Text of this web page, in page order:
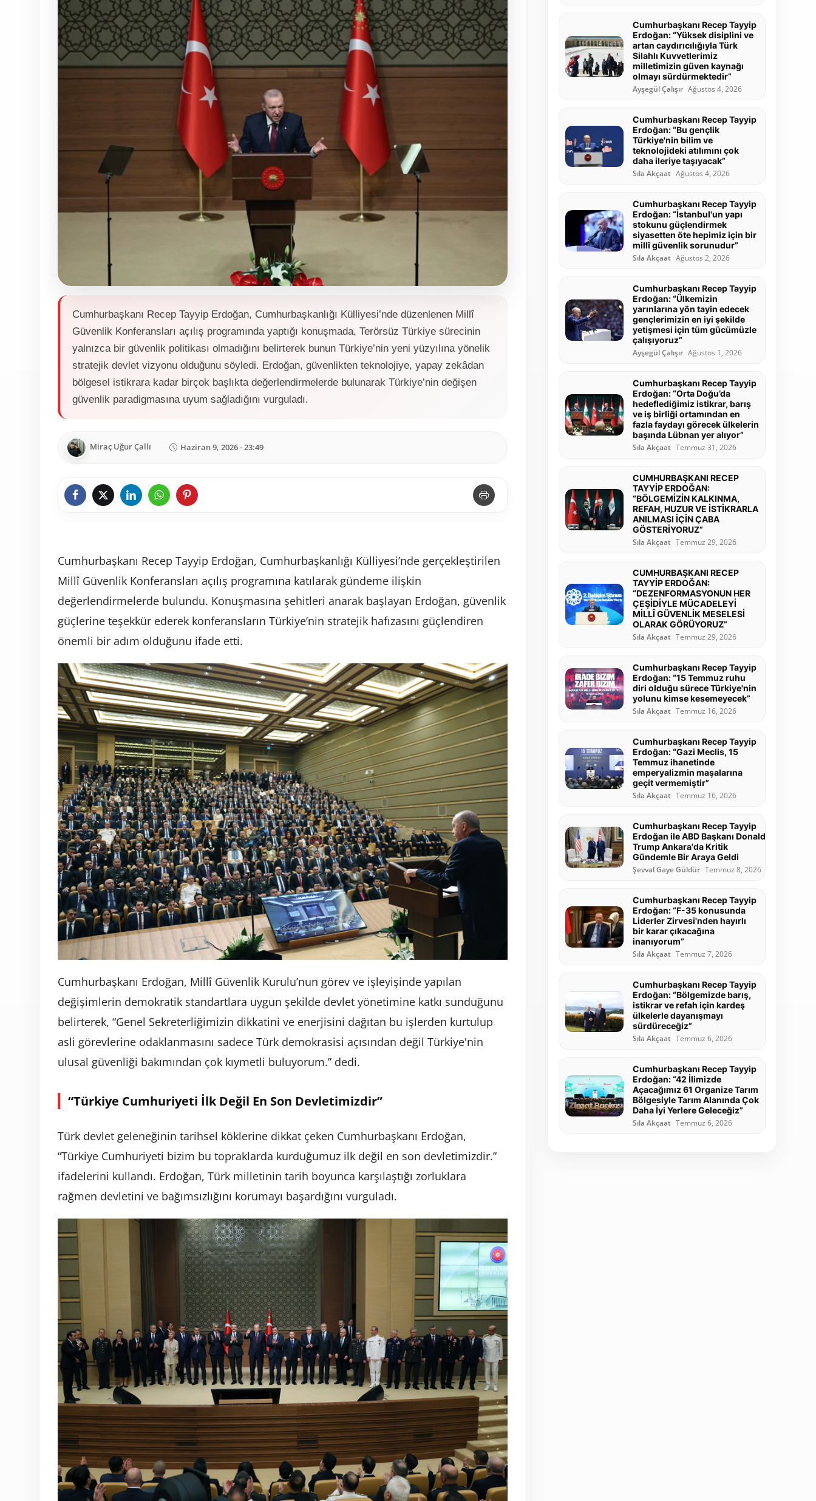
Cumhurbaşkanı Recep Tayyip Erdoğan, Cumhurbaşkanlığı Külliyesi’nde düzenlenen Millî
Güvenlik Konferansları açılış programında yaptığı konuşmada, Terörsüz Türkiye sürecinin
yalnızca bir güvenlik politikası olmadığını belirterek bunun Türkiye’nin yeni yüzyılına yönelik
stratejik devlet vizyonu olduğunu söyledi. Erdoğan, güvenlikten teknolojiye, yapay zekâdan
bölgesel istikrara kadar birçok başlıkta değerlendirmelerde bulunarak Türkiye’nin değişen
güvenlik paradigmasına uyum sağladığını vurguladı.
Miraç Uğur Çallı Haziran 9, 2026 - 23:49
Cumhurbaşkanı Recep Tayyip Erdoğan, Cumhurbaşkanlığı Külliyesi’nde gerçekleştirilen
Millî Güvenlik Konferansları açılış programına katılarak gündeme ilişkin
değerlendirmelerde bulundu. Konuşmasına şehitleri anarak başlayan Erdoğan, güvenlik
güçlerine teşekkür ederek konferansların Türkiye’nin stratejik hafızasını güçlendiren
önemli bir adım olduğunu ifade etti.
Cumhurbaşkanı Erdoğan, Millî Güvenlik Kurulu’nun görev ve işleyişinde yapılan
değişimlerin demokratik standartlara uygun şekilde devlet yönetimine katkı sunduğunu
belirterek, “Genel Sekreterliğimizin dikkatini ve enerjisini dağıtan bu işlerden kurtulup
asli görevlerine odaklanmasını sadece Türk demokrasisi açısından değil Türkiye'nin
ulusal güvenliği bakımından çok kıymetli buluyorum.” dedi.
“Türkiye Cumhuriyeti İlk Değil En Son Devletimizdir”
Türk devlet geleneğinin tarihsel köklerine dikkat çeken Cumhurbaşkanı Erdoğan,
“Türkiye Cumhuriyeti bizim bu topraklarda kurduğumuz ilk değil en son devletimizdir.”
ifadelerini kullandı. Erdoğan, Türk milletinin tarih boyunca karşılaştığı zorluklara
rağmen devletini ve bağımsızlığını korumayı başardığını vurguladı.
Cumhurbaşkanı Recep Tayyip
Erdoğan: “Yüksek disiplini ve
artan caydırıcılığıyla Türk
Silahlı Kuvvetlerimiz
milletimizin güven kaynağı
olmayı sürdürmektedir”
Ayşegül Çalışır Ağustos 4, 2026
Cumhurbaşkanı Recep Tayyip
Erdoğan: “Bu gençlik
Türkiye'nin bilim ve
teknolojideki atılımını çok
daha ileriye taşıyacak”
Sıla Akçaat Ağustos 4, 2026
Cumhurbaşkanı Recep Tayyip
Erdoğan: “İstanbul'un yapı
stokunu güçlendirmek
siyasetten öte hepimiz için bir
millî güvenlik sorunudur”
Sıla Akçaat Ağustos 2, 2026
Cumhurbaşkanı Recep Tayyip
Erdoğan: “Ülkemizin
yarınlarına yön tayin edecek
gençlerimizin en iyi şekilde
yetişmesi için tüm gücümüzle
çalışıyoruz”
Ayşegül Çalışır Ağustos 1, 2026
Cumhurbaşkanı Recep Tayyip
Erdoğan: “Orta Doğu’da
hedeflediğimiz istikrar, barış
ve iş birliği ortamından en
fazla faydayı görecek ülkelerin
başında Lübnan yer alıyor”
Sıla Akçaat Temmuz 31, 2026
CUMHURBAŞKANI RECEP
TAYYİP ERDOĞAN:
“BÖLGEMİZİN KALKINMA,
REFAH, HUZUR VE İSTİKRARLA
ANILMASI İÇİN ÇABA
GÖSTERİYORUZ”
Sıla Akçaat Temmuz 29, 2026
CUMHURBAŞKANI RECEP
TAYYİP ERDOĞAN:
“DEZENFORMASYONUN HER
ÇEŞİDİYLE MÜCADELEYİ
MİLLÎ GÜVENLİK MESELESİ
OLARAK GÖRÜYORUZ”
Sıla Akçaat Temmuz 29, 2026
Cumhurbaşkanı Recep Tayyip
Erdoğan: “15 Temmuz ruhu
diri olduğu sürece Türkiye'nin
yolunu kimse kesemeyecek”
Sıla Akçaat Temmuz 16, 2026
Cumhurbaşkanı Recep Tayyip
Erdoğan: “Gazi Meclis, 15
Temmuz ihanetinde
emperyalizmin maşalarına
geçit vermemiştir”
Sıla Akçaat Temmuz 16, 2026
Cumhurbaşkanı Recep Tayyip
Erdoğan ile ABD Başkanı Donald
Trump Ankara'da Kritik
Gündemle Bir Araya Geldi
Şevval Gaye Güldür Temmuz 8, 2026
Cumhurbaşkanı Recep Tayyip
Erdoğan: “F-35 konusunda
Liderler Zirvesi'nden hayırlı
bir karar çıkacağına
inanıyorum”
Sıla Akçaat Temmuz 7, 2026
Cumhurbaşkanı Recep Tayyip
Erdoğan: “Bölgemizde barış,
istikrar ve refah için kardeş
ülkelerle dayanışmayı
sürdüreceğiz”
Sıla Akçaat Temmuz 6, 2026
Cumhurbaşkanı Recep Tayyip
Erdoğan: “42 İlimizde
Açacağımız 61 Organize Tarım
Bölgesiyle Tarım Alanında Çok
Daha İyi Yerlere Geleceğiz”
Sıla Akçaat Temmuz 6, 2026